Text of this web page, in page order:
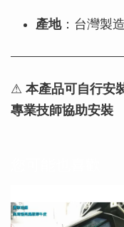
產地：台灣製造
⚠ 本產品可自行安
專業技師協助安裝